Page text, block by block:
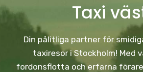
Taxi
Din pålitliga partner för
taxiresor i Stockholm! Med
fordonsflotta och erfarna